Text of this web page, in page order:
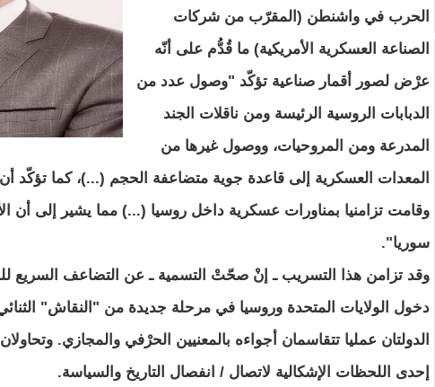
الحرب في واشنطن (المقرّب من شركات
الصناعة العسكرية الأمريكية) ما قُدُّم على أنّه
عرْض لصور أقمار صناعية تؤكّد "وصول عدد من
الدبابات الروسية الرئيسة ومن ناقلات الجند
المدرعة ومن المروحيات، ووصول غيرها من
المعدات العسكرية إلى قاعدة جوية متضاعفة الحجم (...)، كما
وقامت تزامنيا بمناورات عسكرية داخل روسيا (...) مما يشير إلى أن
سوريا".
وقد تزامن هذا التسريب ـ إنْ صحّتْ التسمية ـ عن التضاعف السريع
دخول الولايات المتحدة وروسيا في مرحلة جديدة من "النقاش"
الدولتان عمليا تتقاسمان أجواءه بالمعنيين الحرْفي والمجازي.
إحدى اللحظات الإشكالية لاتصال / انفصال التاريخ والسياسة.